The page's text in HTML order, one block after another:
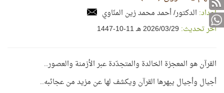
إعداد: الدكتور/ أحمد محمد زين المنّاوي
آخر تحديث: 29‏/03‏/2026 هـ 11-10-1447
القرآن هو المعجزة الخالدة والمتجدّدة عبر الأزمنة والعصور..
أجيال وأجيال يبهرها القرآن ويكشف لها عن مزيد من عجائبه..